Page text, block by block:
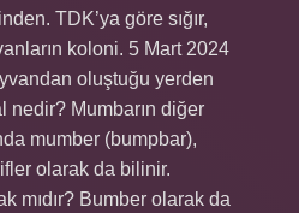
TDK’ya göre sığır,
koloni. 5 Mart 2024
oluştuğu yerden
nedir? Mumbarın diğer
mumber (bumpbar),
olarak da bilinir.
mıdır? Bumber olarak da